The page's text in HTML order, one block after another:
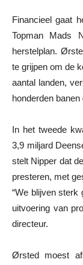
Financieel gaat
Topman Mads
herstelplan.
te grijpen om de
aantal landen,
honderden banen
In het tweede
3,9 miljard
stelt Nipper dat
presteren, met
“We blijven sterk
uitvoering van
directeur.
Ørsted moest